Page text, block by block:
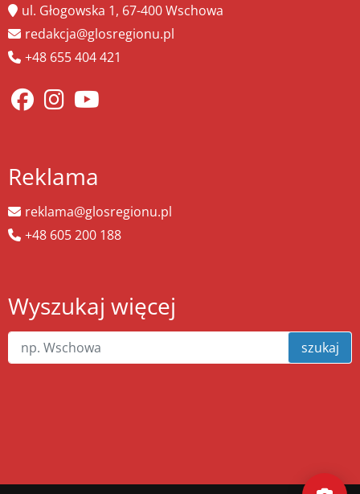
ul. Głogowska 1, 67-400 Wschowa
redakcja@glosregionu.pl
+48 655 404 421
Reklama
reklama@glosregionu.pl
+48 605 200 188
Wyszukaj więcej
szukaj